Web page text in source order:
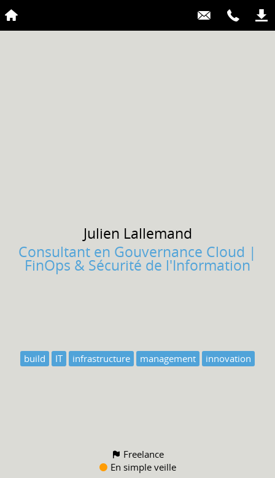
Julien Lallemand
Consultant en Gouvernance Cloud |
FinOps & Sécurité de l'Information
build IT infrastructure management innovation
Freelance
En simple veille